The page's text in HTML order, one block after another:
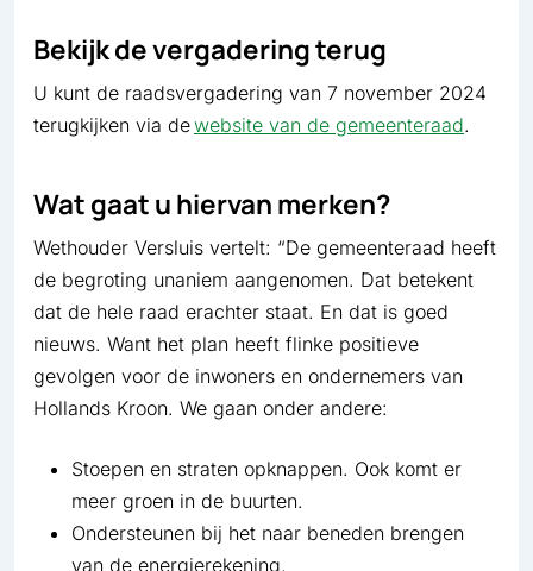
Bekijk de vergadering terug
U kunt de raadsvergadering van 7 november 2024
terugkijken via dewebsite van de gemeenteraad.
Wat gaat u hiervan merken?
Wethouder Versluis vertelt: “De gemeenteraad heeft
de begroting unaniem aangenomen. Dat betekent
dat de hele raad erachter staat. En dat is goed
nieuws. Want het plan heeft flinke positieve
gevolgen voor de inwoners en ondernemers van
Hollands Kroon. We gaan onder andere:
Stoepen en straten opknappen. Ook komt er
meer groen in de buurten.
Ondersteunen bij het naar beneden brengen
van de energierekening.